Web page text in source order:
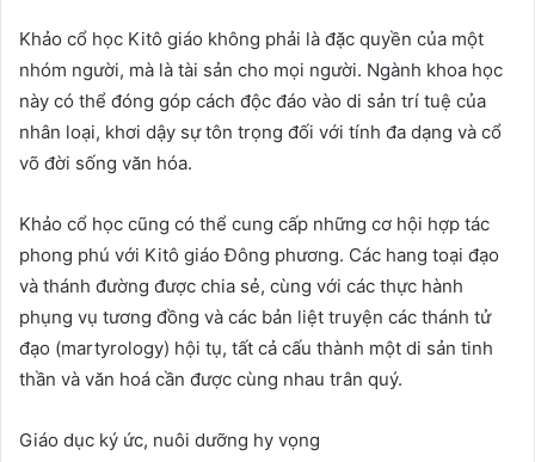
Khảo cổ học Kitô giáo không phải là đặc quyền của một
nhóm người, mà là tài sản cho mọi người. Ngành khoa học
này có thể đóng góp cách độc đáo vào di sản trí tuệ của
nhân loại, khơi dậy sự tôn trọng đối với tính đa dạng và cổ
võ đời sống văn hóa.
Khảo cổ học cũng có thể cung cấp những cơ hội hợp tác
phong phú với Kitô giáo Đông phương. Các hang toại đạo
và thánh đường được chia sẻ, cùng với các thực hành
phụng vụ tương đồng và các bản liệt truyện các thánh tử
đạo (martyrology) hội tụ, tất cả cấu thành một di sản tinh
thần và văn hoá cần được cùng nhau trân quý.
Giáo dục ký ức, nuôi dưỡng hy vọng